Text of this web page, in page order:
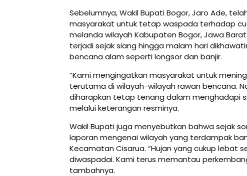
Sebelumnya, Wakil Bupati Bogor, Jaro Ade,
masyarakat untuk tetap waspada terhadap
melanda wilayah Kabupaten Bogor, Jawa
terjadi sejak siang hingga malam hari
bencana alam seperti longsor dan banjir.
“Kami mengingatkan masyarakat untuk
terutama di wilayah-wilayah rawan bencana.
diharapkan tetap tenang dalam menghadapi
melalui keterangan resminya.
Wakil Bupati juga menyebutkan bahwa sejak
laporan mengenai wilayah yang terdampak
Kecamatan Cisarua. “Hujan yang cukup lebat
diwaspadai. Kami terus memantau
tambahnya.